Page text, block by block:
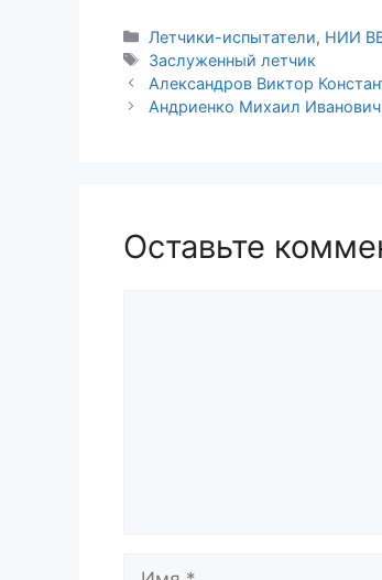
Рубрики
Летчики-испытатели, НИИ
Метки
Заслуженный летчик
Александров Виктор
Андриенко Михаил Иванович
Оставьте